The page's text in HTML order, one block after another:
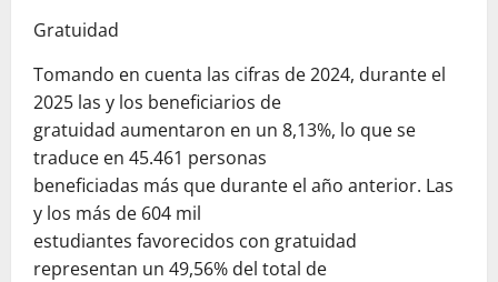
Gratuidad
Tomando en cuenta las cifras de 2024, durante el
2025 las y los beneficiarios de
gratuidad aumentaron en un 8,13%, lo que se
traduce en 45.461 personas
beneficiadas más que durante el año anterior. Las
y los más de 604 mil
estudiantes favorecidos con gratuidad
representan un 49,56% del total de